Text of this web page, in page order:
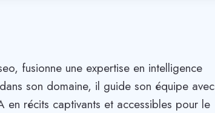
fusionne une expertise en intelligence
son domaine, il guide son équipe avec
récits captivants et accessibles pour le